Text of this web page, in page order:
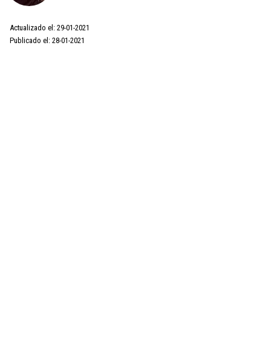
Actualizado el: 29-01-2021
Publicado el: 28-01-2021